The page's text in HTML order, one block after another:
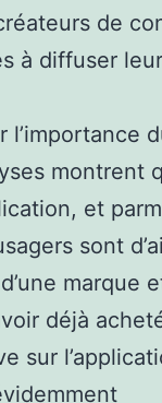
de
à diffuser
l’importance
montrent
et
sont
marque
déjà
sur